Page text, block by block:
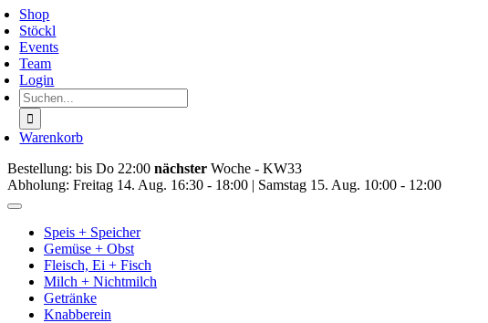
Shop
Stöckl
Events
Team
Login
Suche
nach:
Warenkorb
Bestellung: bis Do 22:00 nächster Woche - KW33
Abholung: Freitag 14. Aug. 16:30 - 18:00 | Samstag 15. Aug. 10:00 - 12:00
Toggle
NavigationSpeis + Speicher
Gemüse + Obst
Fleisch, Ei + Fisch
Milch + Nichtmilch
Getränke
Knabberein